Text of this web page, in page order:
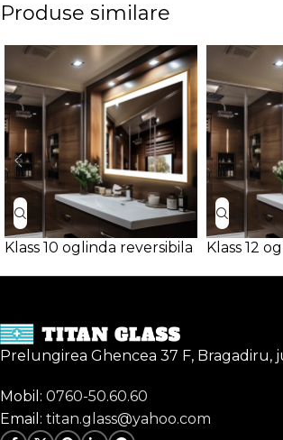
Produse similare
Klass 10 oglinda reversibila Klass 12
Prelungirea Ghencea 37 F, Bragadiru,
Mobil: 0760-50.60.60
Email: titan.glass@yahoo.com